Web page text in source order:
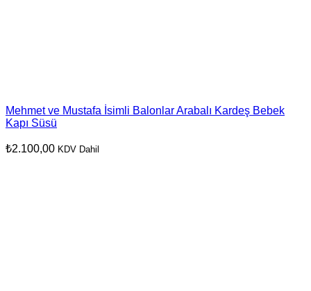
Mehmet ve Mustafa İsimli Balonlar Arabalı Kardeş Bebek
Kapı Süsü
₺2.100,00 KDV Dahil